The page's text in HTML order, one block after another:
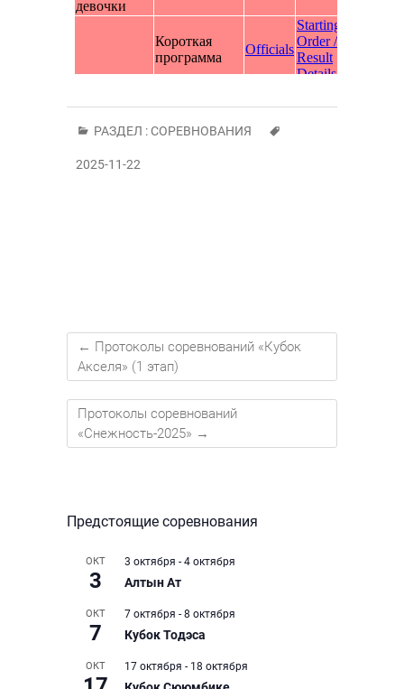
РАЗДЕЛ :СОРЕВНОВАНИЯ
2025-11-22
← Протоколы соревнований «Кубок
Акселя» (1 этап)
Протоколы соревнований
«Снежность-2025» →
Предстоящие соревнования
ОКТ
3
3 октября - 4 октября
Алтын Ат
ОКТ
7
7 октября - 8 октября
Кубок Тодэса
ОКТ 17 октября - 18 октября